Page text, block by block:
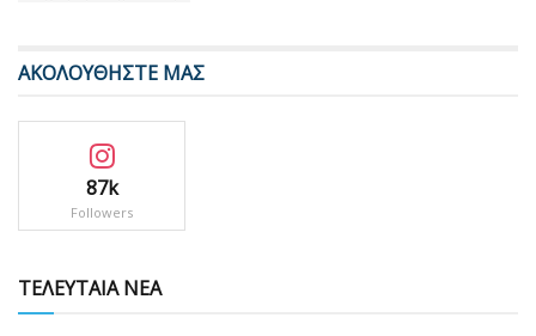
ΑΚΟΛΟΥΘΗΣΤΕ ΜΑΣ
87k
Followers
ΤΕΛΕΥΤΑΙΑ ΝΕΑ